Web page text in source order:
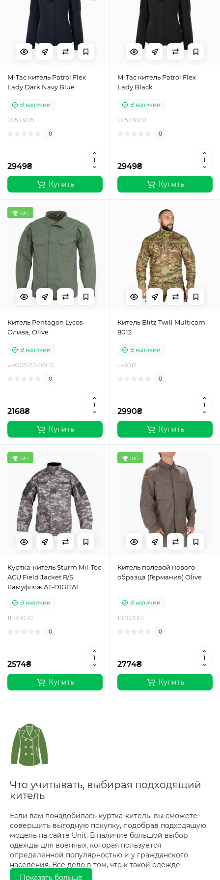
M-Tac китель Patrol Flex
Lady Dark Navy Blue
В наличии
20533015
0
2949₴
Купить
M-Tac китель Patrol Flex
Lady Black
В наличии
20533002
0
2949₴
Купить
Топ
Китель Pentagon Lycos
Олива, Olive
В наличии
v-K02023-06CG
0
2168₴
Купить
Китель Blitz Twill Multicam
8012
В наличии
c-8012
0
2990₴
Купить
Топ
Куртка-китель Sturm Mil-Tec
ACU Field Jacket R/S
Камуфляж AT-DIGITAL
В наличии
11939070
0
2574₴
Купить
Топ
Китель полевой нового
образца (Германия) Olive
В наличии
10302001
0
2774₴
Купить
Что учитывать, выбирая подходящий
китель
Если вам понадобилась куртка-китель, вы сможете
совершить выгодную покупку, подобрав подходящую
модель на сайте Unit. В наличие большой выбор
одежды для военных, которая пользуется
определенной популярностью и у гражданского
населения. Все дело в том, что к такой одежде
предъявляются особые требования в плане
Показать больше